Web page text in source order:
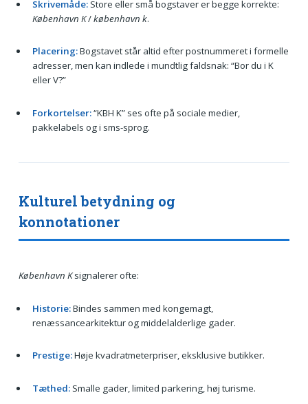
Skrivemåde:Store eller små bogstaver er begge korrekte:
København K/københavn k.
Placering:Bogstavet står altid efter postnummeret i formelle
adresser, men kan indlede i mundtlig faldsnak: “Bor du i K
eller V?”
Forkortelser:“KBH K” ses ofte på sociale medier,
pakkelabels og i sms-sprog.
Kulturel betydning og
konnotationer
København Ksignalerer ofte:
Historie:Bindes sammen med kongemagt,
renæssancearkitektur og middelalderlige gader.
Prestige:Høje kvadratmeterpriser, eksklusive butikker.
Tæthed:Smalle gader, limited parkering, høj turisme.